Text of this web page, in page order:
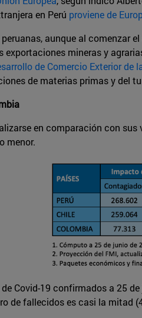
en Perú proviene de
aunque al comenzar
exportaciones mineras y
de Comercio Exterior de
de materias primas y del
en comparación con
menor.
Covid-19 confirmados a 25
de fallecidos es casi la mitad